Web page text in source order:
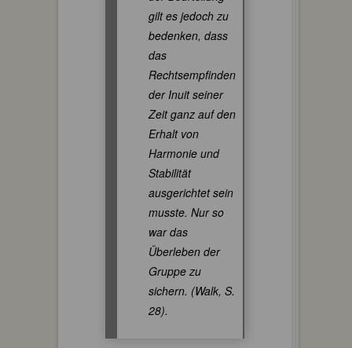
gilt es jedoch zu
bedenken, dass
das
Rechtsempfinden
der Inuit seiner
Zeit ganz auf den
Erhalt von
Harmonie und
Stabilität
ausgerichtet sein
musste. Nur so
war das
Überleben der
Gruppe zu
sichern. (Walk, S.
28).